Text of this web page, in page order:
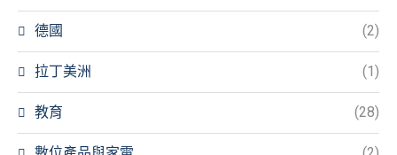
德國 (2)
拉丁美洲 (1)
教育 (28)